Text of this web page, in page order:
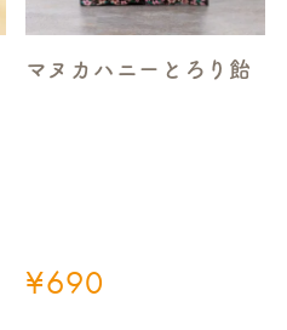
マヌカハニーとろり飴
¥690